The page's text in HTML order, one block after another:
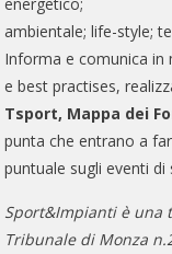
ambientale; life-style;
Informa e comunica
e best practises,
Tsport, Mappa dei
punta che entrano a
puntuale sugli eventi di
Sport&Impianti è una
Tribunale di Monza